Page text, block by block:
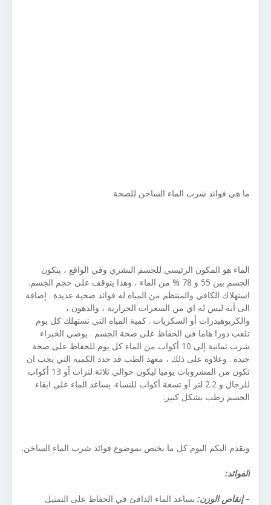
ما هي فوائد شرب الماء الساخن للصحة
الماء هو المكون الرئيسي للجسم البشري وفي الواقع ، يتكون
الجسم بين 55 و 78 % من الماء ، وهذا يتوقف على حجم الجسم.
استهلاك الكافي والمنتظم من المياه له فوائد صحية عديدة . إضافة
الى أنه ليس له اي من السعرات الحرارية ، والدهون ،
والكربوهيدرات أو السكريات . كمية المياه التي تستهلك كل يوم
تلعب دورا هاما في الحفاظ على صحة الجسم . يوصي الخبراء
شرب ثمانية إلى 10 أكواب من الماء كل يوم للحفاظ على صحة
جيدة . وعلاوة على ذلك ، معهد الطب قد حدد الكمية التي يجب ان
تكون من المشروبات يوميا ليكون حوالي ثلاثة لترات أو 13 أكواب
للرجال و 2.2 لتر أو تسعة أكواب للنساء. يساعد الماء على ابقاء
الجسم رطب بشكل كبير.
ونقدم اليكم اليوم كل ما يختص بموضوع فوائد شرب الماء الساخن.
الفوائد:
– إنقاص الوزن: يساعد الماء الدافئ في الحفاظ على التمثيل